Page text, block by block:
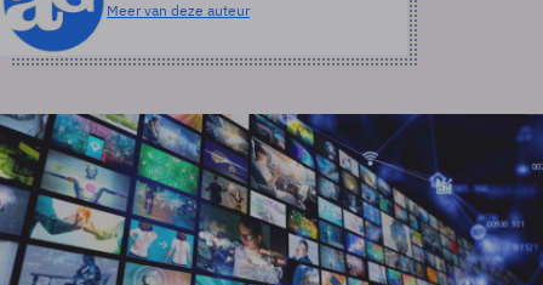
Meer van deze auteur